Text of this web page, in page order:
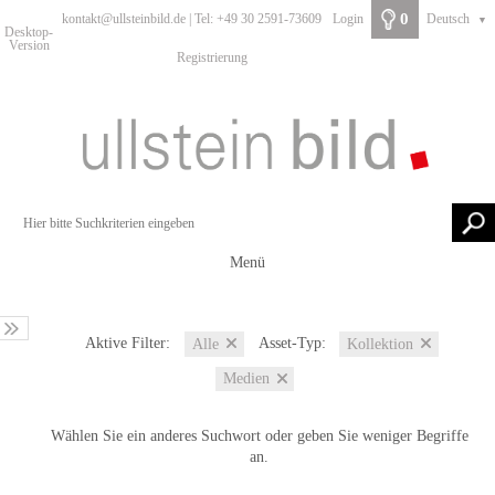
Desktop-
Version
kontakt@ullsteinbild.de | Tel: +49 30 2591-73609 Login
Registrierung
0 Deutsch ▼
Menü
Aktive Filter: Alle Asset-Typ: Kollektion
Medien
Wählen Sie ein anderes Suchwort oder geben Sie weniger Begriffe
an.